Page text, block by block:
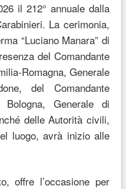
il 212° annuale dalla
La cerimonia,
“Luciano Manara” di
del Comandante
Romagna, Generale
del Comandante
Generale di
delle Autorità civili,
luogo, avrà inizio alle
offre l’occasione per